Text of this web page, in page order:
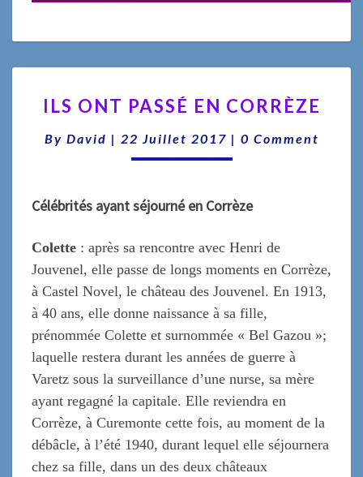
ONT
EN
CORRÈZE
ILS ONT PASSÉ EN CORRÈZE
By David | 22 Juillet 2017 | Comments
0 Comment
Célébrités ayant séjourné en Corrèze
Colette : après sa rencontre avec Henri de
Jouvenel, elle passe de longs moments en Corrèze,
à Castel Novel, le château des Jouvenel. En 1913,
à 40 ans, elle donne naissance à sa fille,
prénommée Colette et surnommée « Bel Gazou »;
laquelle restera durant les années de guerre à
Varetz sous la surveillance d’une nurse, sa mère
ayant regagné la capitale. Elle reviendra en
Corrèze, à Curemonte cette fois, au moment de la
débâcle, à l’été 1940, durant lequel elle séjournera
chez sa fille, dans un des deux châteaux